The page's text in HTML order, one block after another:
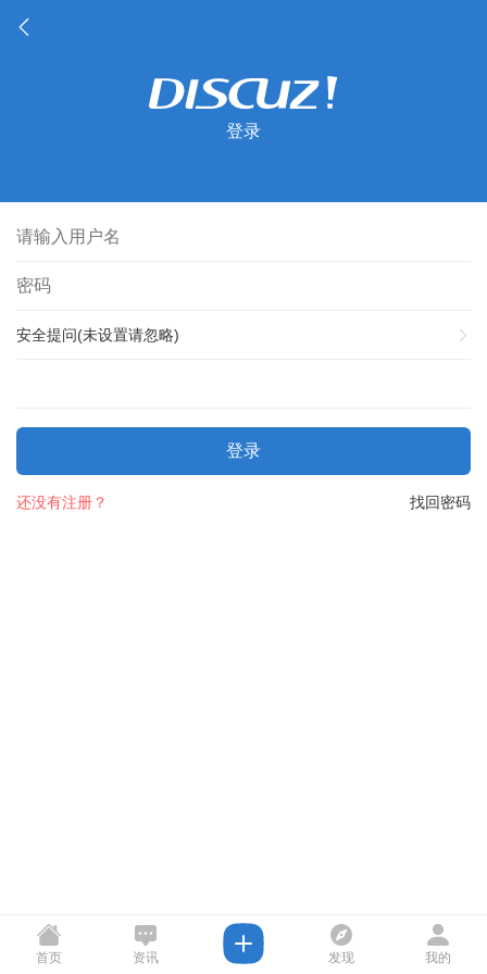
登录
安全提问(未设置请忽略)
登录
找回密码
还没有注册？
首页 资讯 发现 我的